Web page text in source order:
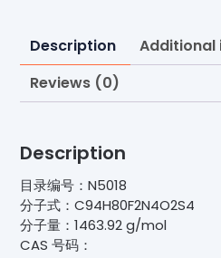
勒
烯
受
分
子
材
料
m-
Description
Reviews (0)
Description
目录编号：N5018
分子式：C94H80F2N4O2S4
分子量：1463.92 g/mol
CAS 号码：